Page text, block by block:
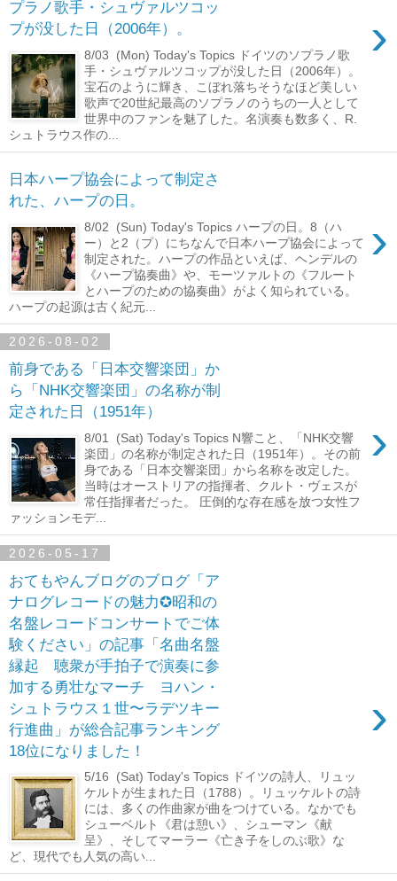
プラノ歌手・シュヴァルツコッ
プが没した日（2006年）。
›
8/03 (Mon) Today's Topics ドイツのソプラノ歌
手・シュヴァルツコップが没した日（2006年）。
宝石のように輝き、こぼれ落ちそうなほど美しい
歌声で20世紀最高のソプラノのうちの一人として
世界中のファンを魅了した。名演奏も数多く、R.
シュトラウス作の...
日本ハープ協会によって制定さ
れた、ハープの日。
›
8/02 (Sun) Today's Topics ハープの日。8（ハ
ー）と2（プ）にちなんで日本ハープ協会によって
制定された。ハープの作品といえば、ヘンデルの
《ハープ協奏曲》や、モーツァルトの《フルート
とハープのための協奏曲》がよく知られている。
ハープの起源は古く紀元...
2026-08-02
前身である「日本交響楽団」か
ら「NHK交響楽団」の名称が制
定された日（1951年）
›
8/01 (Sat) Today's Topics N響こと、「NHK交響
楽団」の名称が制定された日（1951年）。その前
身である「日本交響楽団」から名称を改定した。
当時はオーストリアの指揮者、クルト・ヴェスが
常任指揮者だった。 圧倒的な存在感を放つ女性フ
ァッションモデ...
2026-05-17
おてもやんブログのブログ「ア
ナログレコードの魅力✪昭和の
名盤レコードコンサートでご体
験ください」の記事「名曲名盤
縁起 聴衆が手拍子で演奏に参
加する勇壮なマーチ ヨハン・
シュトラウス１世〜ラデツキー
行進曲」が総合記事ランキング
18位になりました！
›
5/16 (Sat) Today's Topics ドイツの詩人、リュッ
ケルトが生まれた日（1788）。リュッケルトの詩
には、多くの作曲家が曲をつけている。なかでも
シューベルト《君は憩い》、シューマン《献
呈》、そしてマーラー《亡き子をしのぶ歌》な
ど、現代でも人気の高い...